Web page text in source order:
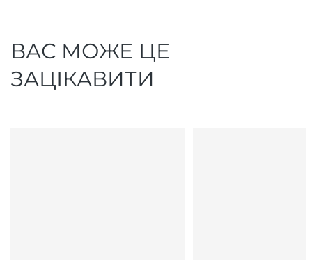
ВАС МОЖЕ ЦЕ
ЗАЦІКАВИТИ